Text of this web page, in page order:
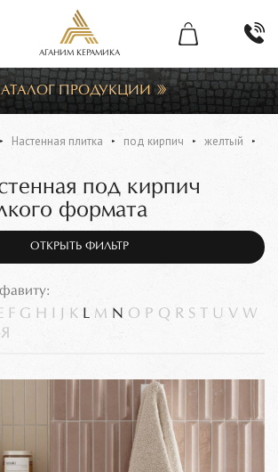
АГАНИМ КЕРАМИКА
ПРОДУКЦИИ
Настенная плитка под кирпич
желтый
под кирпич
формата
ОТКРЫТЬ ФИЛЬТР
E F G H K L M N O P Q R S U V W